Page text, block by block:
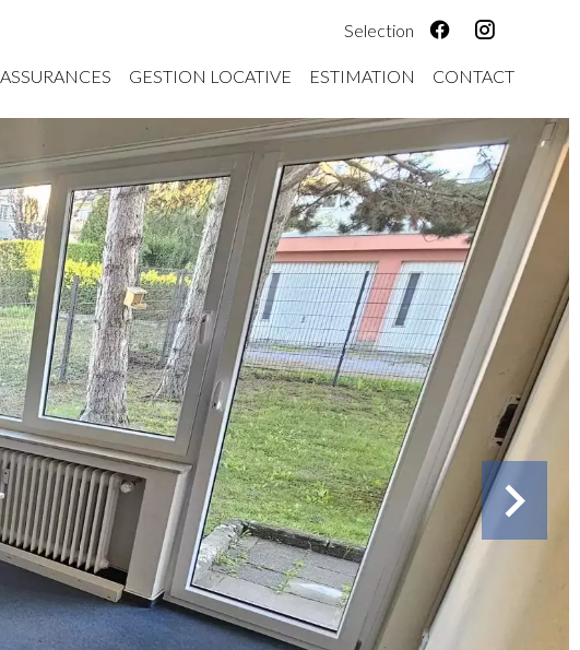
Selection
ASSURANCES GESTION LOCATIVE ESTIMATION CONTACT